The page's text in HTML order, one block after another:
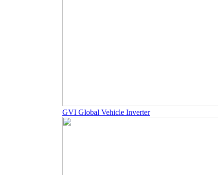
GVI Global Vehicle Inverter